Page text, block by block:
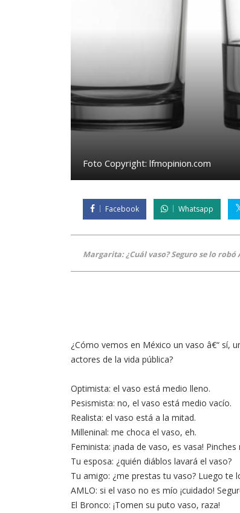
Foto Copyright: lfmopinion.com
Facebook Whatsapp
Margarita: ¿Cuál vaso? Seguro se lo robó
¿Cómo vemos en México un vaso â€“ sí,
actores de la vida pública?
Optimista: el vaso está medio lleno.
Pesismista: no, el vaso está medio vacío.
Realista: el vaso está a la mitad.
Milleninal: me choca el vaso, eh.
Feminista: ¡nada de vaso, es vasa! Pinches
Tu esposa: ¿quién diáblos lavará el vaso?
Tu amigo: ¿me prestas tu vaso? Luego te
AMLO: si el vaso no es mío ¡cuidado!
El Bronco: ¡Tomen su puto vaso, raza!